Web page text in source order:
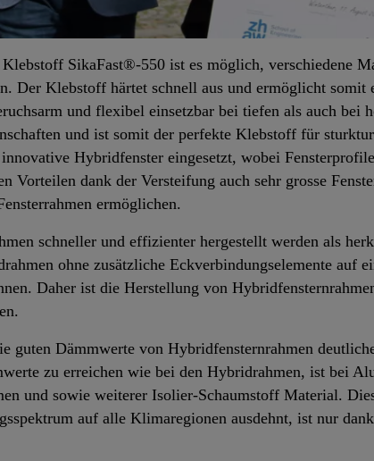
SikaFast®-550 ist es möglich, verschiedene
Der Klebstoff härtet schnell aus und ermöglicht somit
und flexibel einsetzbar bei tiefen als auch bei
und ist somit der perfekte Klebstoff für
Hybridfenster eingesetzt, wobei
Vorteilen dank der Versteifung auch sehr grosse
ermöglichen.
schneller und effizienter hergestellt werden als
ohne zusätzliche Eckverbindungselemente auf
Daher ist die Herstellung von
guten Dämmwerte von Hybridfensternrahmen
zu erreichen wie bei den Hybridrahmen, ist bei
und sowie weiterer Isolier-Schaumstoff Material.
auf alle Klimaregionen ausdehnt, ist nur